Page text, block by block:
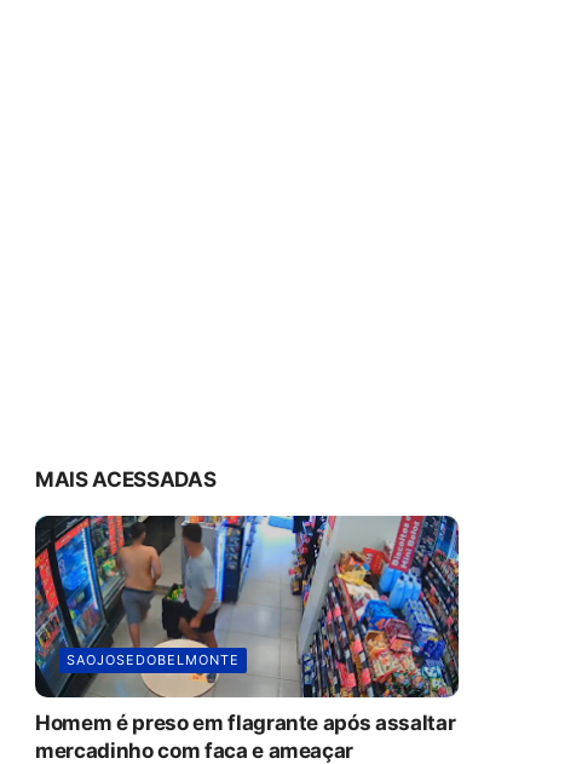
MAIS ACESSADAS
SAOJOSEDOBELMONTE
Homem é preso em flagrante após assaltar
mercadinho com faca e ameaçar